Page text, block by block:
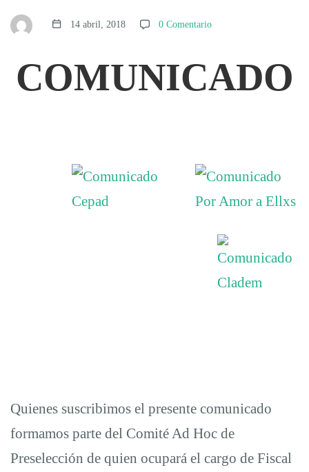
al
o
titular
en
Personas
14 abril, 2018 0 Comentario
COMUNICADO
Quienes suscribimos el presente comunicado
formamos parte del Comité Ad Hoc de
Preselección de quien ocupará el cargo de Fiscal